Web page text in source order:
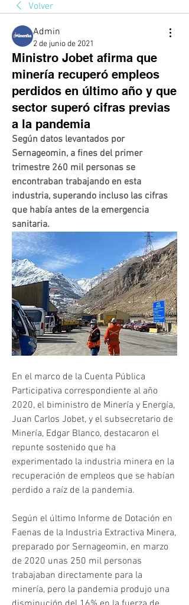
Volver
Admin
2 de junio de 2021
Ministro Jobet afirma que
minería recuperó empleos
perdidos en último año y que
sector superó cifras previas
a la pandemia
Según datos levantados por
Sernageomin, a fines del primer
trimestre 260 mil personas se
encontraban trabajando en esta
industria, superando incluso las cifras
que había antes de la emergencia
sanitaria.
En el marco de la Cuenta Pública
Participativa correspondiente al año
2020, el biministro de Minería y Energía,
Juan Carlos Jobet, y el subsecretario de
Minería, Edgar Blanco, destacaron el
repunte sostenido que ha
experimentado la industria minera en la
recuperación de empleos que se habían
perdido a raíz de la pandemia.
Según el último Informe de Dotación en
Faenas de la Industria Extractiva Minera,
preparado por Sernageomin, en marzo
de 2020 unas 250 mil personas
trabajaban directamente para la
minería, pero la pandemia produjo una